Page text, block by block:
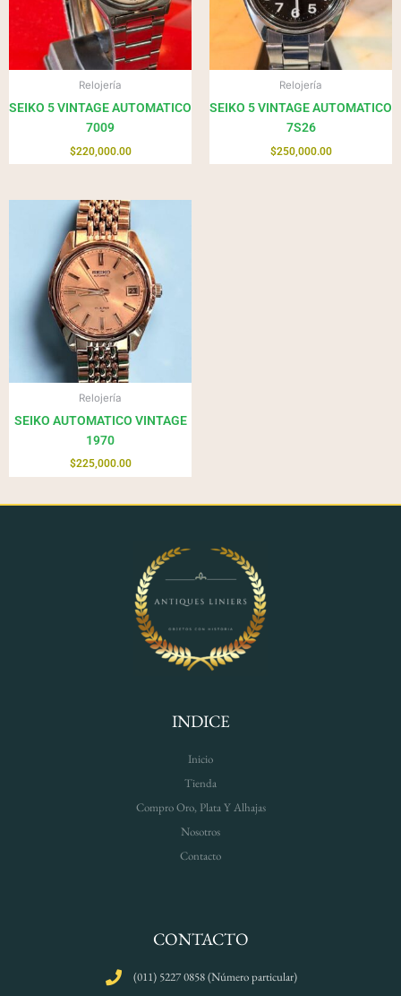
Relojería
SEIKO 5 VINTAGE AUTOMATICO
7009
$220,000.00
Relojería
SEIKO 5 VINTAGE AUTOMATICO
7S26
$250,000.00
Relojería
SEIKO AUTOMATICO VINTAGE
1970
$225,000.00
INDICE
Inicio
Tienda
Compro Oro, Plata Y Alhajas
Nosotros
Contacto
CONTACTO
(011) 5227 0858 (Número particular)